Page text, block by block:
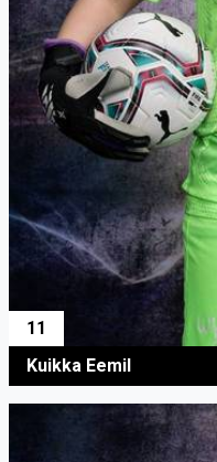
11
Kuikka Eemil